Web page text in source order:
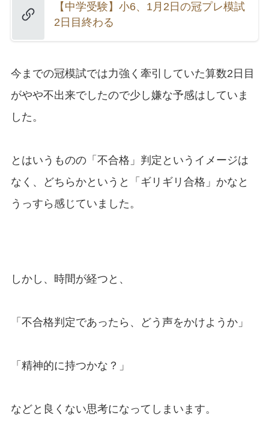
【中学受験】小6、1月2日の冠プレ模試
2日目終わる
今までの冠模試では力強く牽引していた算数2日目
がやや不出来でしたので少し嫌な予感はしていま
した。
とはいうものの「不合格」判定というイメージは
なく、どちらかというと「ギリギリ合格」かなと
うっすら感じていました。
しかし、時間が経つと、
「不合格判定であったら、どう声をかけようか」
「精神的に持つかな？」
などと良くない思考になってしまいます。